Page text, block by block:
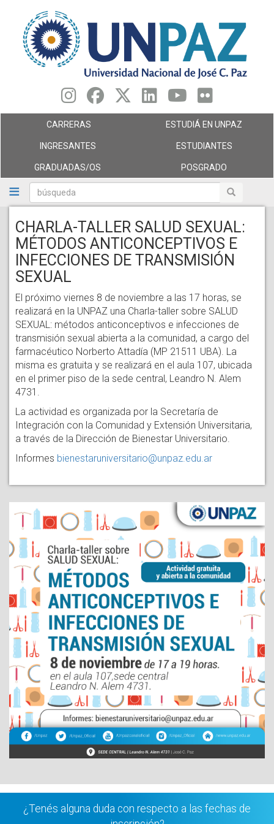
contenido
principal
búsqueda búsqueda
CARRERAS ESTUDIÁ EN UNPAZ
INGRESANTES ESTUDIANTES
GRADUADAS/OS POSGRADO
CHARLA-TALLER SALUD SEXUAL:
MÉTODOS ANTICONCEPTIVOS E
INFECCIONES DE TRANSMISIÓN
SEXUAL
El próximo viernes 8 de noviembre a las 17 horas, se
realizará en la UNPAZ una Charla-taller sobre SALUD
SEXUAL: métodos anticonceptivos e infecciones de
transmisión sexual abierta a la comunidad, a cargo del
farmacéutico Norberto Attadía (MP 21511 UBA). La
misma es gratuita y se realizará en el aula 107, ubicada
en el primer piso de la sede central, Leandro N. Alem
4731.
La actividad es organizada por la Secretaría de
Integración con la Comunidad y Extensión Universitaria,
a través de la Dirección de Bienestar Universitario.
Informes bienestaruniversitario@unpaz.edu.ar
¿Tenés alguna duda con respecto a las fechas de